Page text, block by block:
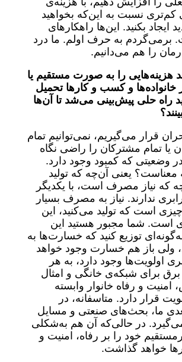
کم‌تری نسبت به این‌که بخواهید
ایجاد بکنید. این‌ها راهکارهای
به حرف اولم. ما درد
را هم می‌دانیم.
هزینه‌هایی را به صورت مستقیم یا
خانواده‌ها و کسب و کارها تحمیل
راه حلی پیش‌بینی می‌شد تا آن‌ها
قرار می‌گیریم، نمی‌توانیم تمام
یا تمام مشترکان را راضی نگاه
وضعیتی که کمبود وجود دارد.
معناست؟ یعنی آن‌چه که تولید
که نیاز مصرف است، با یکدیگر
ندارند. نیاز به مصرف بسیار
است که تولید می‌کنید، این
است. شما مجبور هستید این
توزیع کنید که خسارت‌ها به
ولی باز هم خسارت وجود خواهد
اولویت‌ها وجود دارد، به هر
برای شبکه‌ی خانگی و امثال
امنیت و رفاه خانوار وابسته
قرار دارد. متاسفانه، در
ما، بحث‌های صنعتی و مسایل
در حالی‌که آن هم به‌شکلی
خود را بر رفاه، امنیت و
خواهد گذاشت.